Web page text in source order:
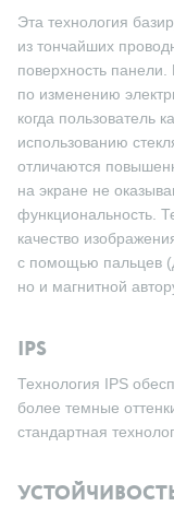
Эта технология
из тончайших
поверхность
по изменению
когда пользователь
использованию
отличаются
на экране не
функциональность.
качество
с помощью пальцев
но и магнитной
IPS
Технология IPS
более темные
стандартная